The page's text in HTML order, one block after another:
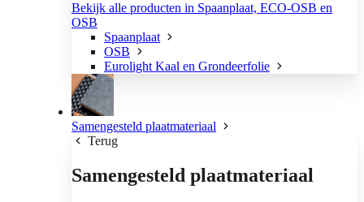
Bekijk alle producten in Spaanplaat, ECO-OSB en
OSB
Spaanplaat
OSB
Eurolight Kaal en Grondeerfolie
Samengesteld plaatmateriaal
Terug
Samengesteld plaatmateriaal